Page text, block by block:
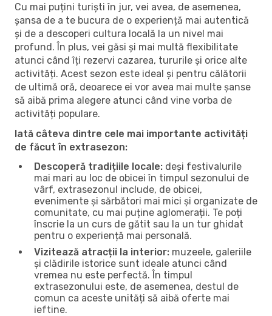
Cu mai puțini turiști în jur, vei avea, de asemenea,
șansa de a te bucura de o experiență mai autentică
și de a descoperi cultura locală la un nivel mai
profund. În plus, vei găsi și mai multă flexibilitate
atunci când îți rezervi cazarea, tururile și orice alte
activități. Acest sezon este ideal și pentru călătorii
de ultimă oră, deoarece ei vor avea mai multe șanse
să aibă prima alegere atunci când vine vorba de
activități populare.
Iată câteva dintre cele mai importante activități
de făcut în extrasezon:
Descoperă tradițiile locale: deși festivalurile
mai mari au loc de obicei în timpul sezonului de
vârf, extrasezonul include, de obicei,
evenimente și sărbători mai mici și organizate de
comunitate, cu mai puține aglomerații. Te poți
înscrie la un curs de gătit sau la un tur ghidat
pentru o experiență mai personală.
Vizitează atracții la interior: muzeele, galeriile
și clădirile istorice sunt ideale atunci când
vremea nu este perfectă. În timpul
extrasezonului este, de asemenea, destul de
comun ca aceste unități să aibă oferte mai
ieftine.